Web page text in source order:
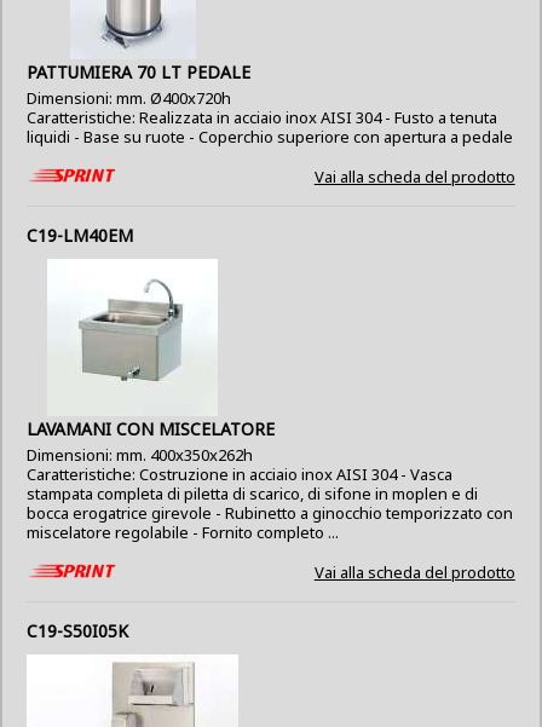
PATTUMIERA 70 LT PEDALE
Dimensioni: mm. Ø400x720h
Caratteristiche: Realizzata in acciaio inox AISI 304 - Fusto a tenuta
liquidi - Base su ruote - Coperchio superiore con apertura a pedale
Vai alla scheda del prodotto
C19-LM40EM
LAVAMANI CON MISCELATORE
Dimensioni: mm. 400x350x262h
Caratteristiche: Costruzione in acciaio inox AISI 304 - Vasca
stampata completa di piletta di scarico, di sifone in moplen e di
bocca erogatrice girevole - Rubinetto a ginocchio temporizzato con
miscelatore regolabile - Fornito completo ...
Vai alla scheda del prodotto
C19-S50I05K